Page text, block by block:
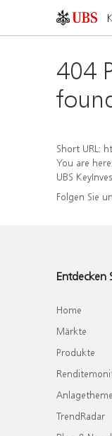
404
Short URL:
You are here:
UBS
Folgen Sie
Entdecken
Home
Märkte
Produkte
TrendRadar